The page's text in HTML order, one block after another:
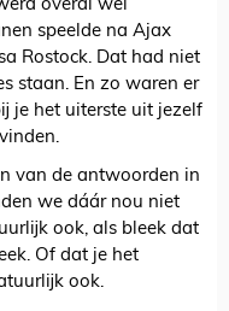
overal wel
speelde na Ajax
Rostock. Dat had niet
staan. En zo waren er
je het uiterste uit jezelf
van de antwoorden in
we dáár nou niet
ook, als bleek dat
Of dat je het
ook.